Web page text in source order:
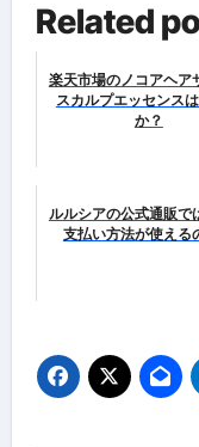
Related
楽天市場のノコアヘア
スカルプエッセンス
か？
ルルシアの公式通販で
支払い方法が使える